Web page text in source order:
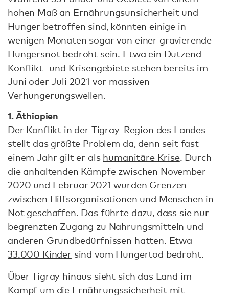
hohen Maß an Ernährungsunsicherheit und
Hunger betroffen sind, könnten einige in
wenigen Monaten sogar von einer gravierende
Hungersnot bedroht sein. Etwa ein Dutzend
Konflikt- und Krisengebiete stehen bereits im
Juni oder Juli 2021 vor massiven
Verhungerungswellen.
1. Äthiopien
Der Konflikt in der Tigray-Region des Landes
stellt das größte Problem da, denn seit fast
einem Jahr gilt er als humanitäre Krise. Durch
die anhaltenden Kämpfe zwischen November
2020 und Februar 2021 wurden Grenzen
zwischen Hilfsorganisationen und Menschen in
Not geschaffen. Das führte dazu, dass sie nur
begrenzten Zugang zu Nahrungsmitteln und
anderen Grundbedürfnissen hatten. Etwa
33.000 Kinder sind vom Hungertod bedroht.
Über Tigray hinaus sieht sich das Land im
Kampf um die Ernährungssicherheit mit